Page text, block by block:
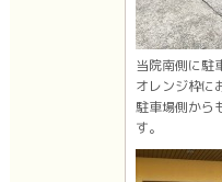
当院南側に駐
オレンジ枠に
駐車場側から
す。